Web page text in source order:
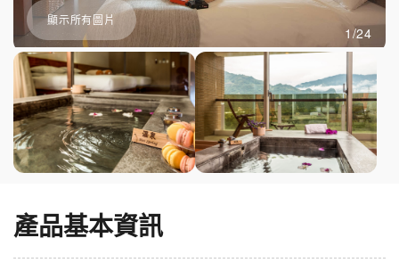
顯示所有圖片
1/24
產品基本資訊